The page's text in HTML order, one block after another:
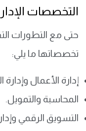
التخصصات
حتى مع التطورات
تخصصاتها ما يلي:
إدارة الأعمال
المحاسبة والتمويل.
التسويق الرقمي